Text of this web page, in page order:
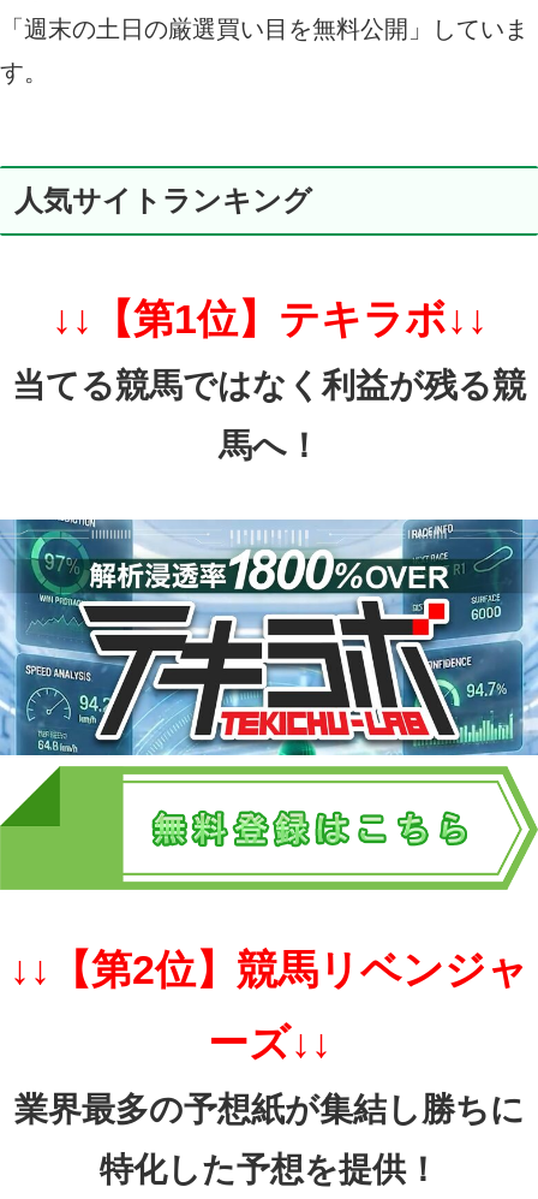
「週末の土日の厳選買い目を無料公開」していま
す。
人気サイトランキング
↓↓【第1位】テキラボ↓↓
当てる競馬ではなく利益が残る競
馬へ！
↓↓【第2位】競馬リベンジャ
ーズ↓↓
業界最多の予想紙が集結し勝ちに
特化した予想を提供！